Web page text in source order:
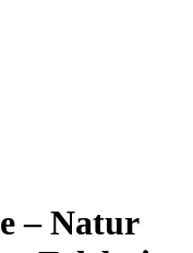
– Natur